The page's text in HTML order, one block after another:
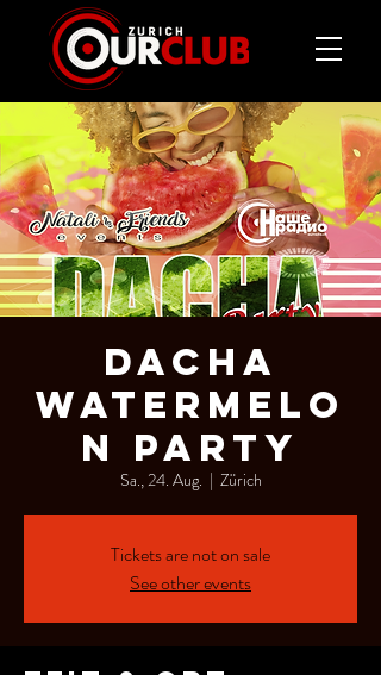
DACHA
WATERMELO
N PARTY
Sa., 24. Aug.
  |
Zürich
Tickets are not on sale
See other events